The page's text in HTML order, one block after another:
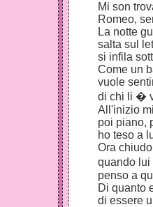
Mi son
Romeo,
La notte
salta sul
si infila
Come un
vuole
di chi li �
All'inizio
poi piano,
ho teso a
Ora
quando
penso a
Di quanto
di essere